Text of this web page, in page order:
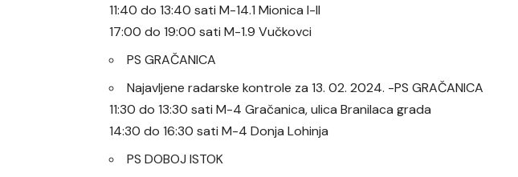
11:40 do 13:40 sati M-14.1 Mionica I-II
17:00 do 19:00 sati M-1.9 Vučkovci
PS GRAČANICA
Najavljene radarske kontrole za 13. 02. 2024. -PS GRAČANICA
11:30 do 13:30 sati M-4 Gračanica, ulica Branilaca grada
14:30 do 16:30 sati M-4 Donja Lohinja
PS DOBOJ ISTOK